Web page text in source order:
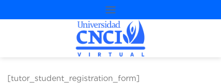
[tutor_student_registration_form]